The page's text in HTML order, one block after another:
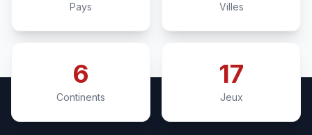
Pays Villes
6
Continents
17
Jeux